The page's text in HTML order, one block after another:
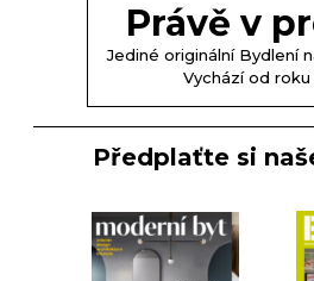
Právě v
Jediné originální Bydlení
Vychází od roku
Předplaťte si